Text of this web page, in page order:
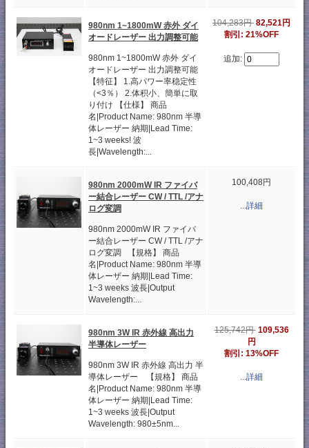
980nm 1~1800mW 赤外 ダイ
オードレーザー 出力調整可能
980nm 1~1800mW 赤外 ダイ
オードレーザー 出力調整可能
【特征】 1.高パワー率稳定性
（<3％） 2.体积小、簡単に取
り付け 【仕様】 商品
名|Product Name: 980nm 半導
体レーザー 納期|Lead Time:
1~3 weeks! 波
長|Wavelength:...
104,283円 82,521円
割引: 21%OFF
追加:
980nm 2000mW IR ファイバ
ー結合レーザー CW / TTL /アナ
ログ変調
980nm 2000mW IR ファイバ
ー結合レーザー CW / TTL /アナ
ログ変調 【規格】 商品
名|Product Name: 980nm 半導
体レーザー 納期|Lead Time:
1~3 weeks 波長|Output
Wavelength:...
100,408円
...詳細
980nm 3W IR 赤外線 高出力
半導体レーザー
980nm 3W IR 赤外線 高出力 半
導体レーザー 【規格】 商品
名|Product Name: 980nm 半導
体レーザー 納期|Lead Time:
1~3 weeks 波長|Output
Wavelength: 980±5nm...
125,742円 109,536
円
割引: 13%OFF
...詳細